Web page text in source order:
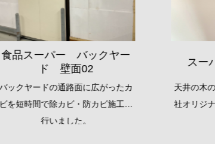
スーパー天井 木素材
天井の木の素材に広がったカビを弊
社オリジナル洗浄液で除カビしまし
た。
食品
天井エア
を弊社オ